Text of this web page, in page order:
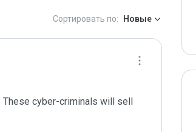
Сортировать по: Новые
These cyber-criminals will sell